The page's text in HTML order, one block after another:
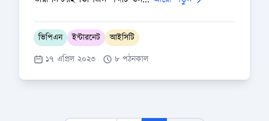
ভিপিএন ইন্টারনেট
আইসিটি
১৭ এপ্রিল ২০২৩
৮ পঠনকাল